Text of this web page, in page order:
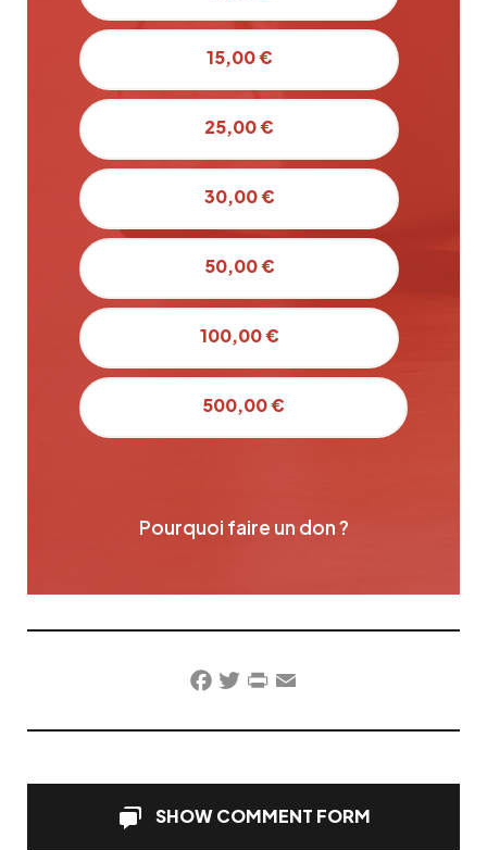
15,00 €
25,00 €
30,00 €
50,00 €
100,00 €
500,00 €
Pourquoi faire un don ?
Facebook
TwitterPrintFriendly
Email
SHOW COMMENT FORM